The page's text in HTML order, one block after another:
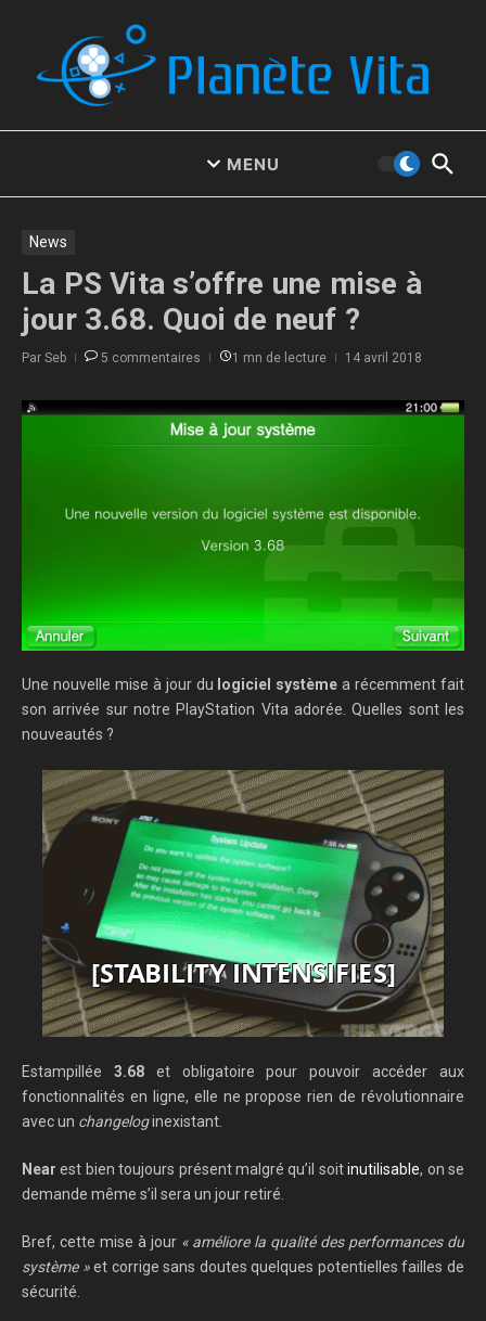
MENU
News
La PS Vita s’offre une mise à
jour 3.68. Quoi de neuf ?
Par Seb 5 commentaires 1 mn de lecture 14 avril 2018
Une nouvelle mise à jour du logiciel système a récemment fait
son arrivée sur notre PlayStation Vita adorée. Quelles sont les
nouveautés ?
Estampillée 3.68et obligatoire pour pouvoir accéder aux
fonctionnalités en ligne, elle ne propose rien de révolutionnaire
avec un changeloginexistant.
Near est bien toujours présent malgré qu’il soitinutilisable, on se
demande même s’il sera un jour retiré.
Bref, cette mise à jour « améliore la qualité des performances du
système »et corrige sans doutes quelques potentielles failles de
sécurité.